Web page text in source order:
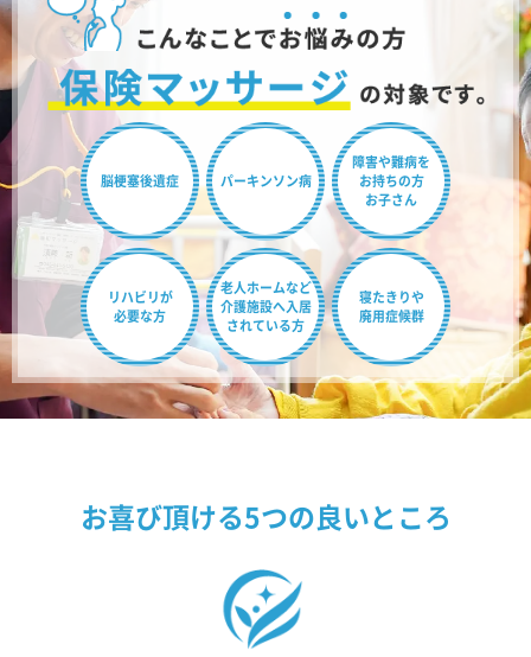
脳梗塞後遺症 パーキンソン病
障害や難病を
お持ちの方
お子さん
リハビリが
必要な方
老人ホームなど
介護施設へ入居
されている方
寝たきりや
廃用症候群
お喜び頂ける5つの良いところ